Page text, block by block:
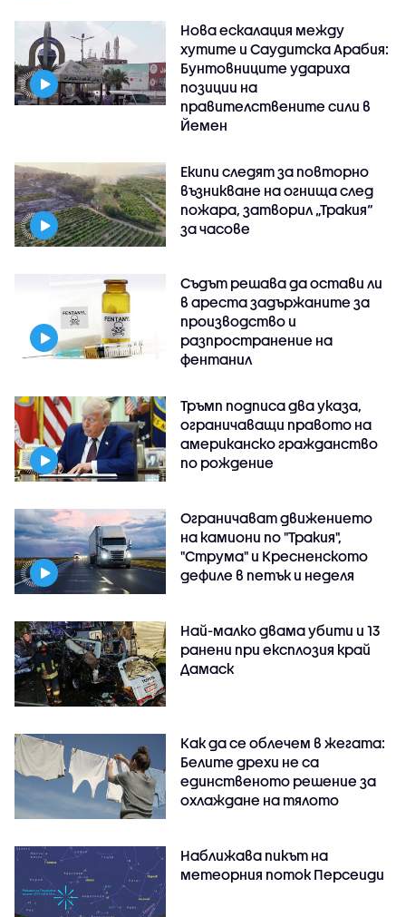
Нова ескалация между
хутите и Саудитска Арабия:
Бунтовниците удариха
позиции на
правителствените сили в
Йемен
Екипи следят за повторно
възникване на огнища след
пожара, затворил „Тракия“
за часове
Съдът решава да остави ли
в ареста задържаните за
производство и
разпространение на
фентанил
Тръмп подписа два указа,
ограничаващи правото на
американско гражданство
по рождение
Ограничават движението
на камиони по "Тракия",
"Струма" и Кресненското
дефиле в петък и неделя
Най-малко двама убити и 13
ранени при експлозия край
Дамаск
Как да се облечем в жегата:
Белите дрехи не са
единственото решение за
охлаждане на тялото
Наближава пикът на
метеорния поток Персеиди